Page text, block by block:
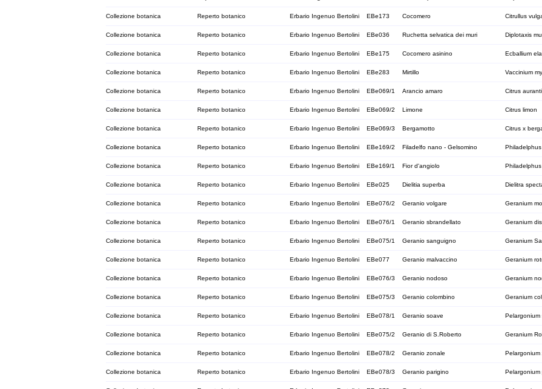
Collezione botanica Reperto botanico Erbario Ingenuo Bertolini EBe173 Cocomero Citrullus
Collezione botanica Reperto botanico Erbario Ingenuo Bertolini EBe036 Ruchetta selvatica dei muri Diplotaxis
Collezione botanica Reperto botanico Erbario Ingenuo Bertolini EBe175 Cocomero asinino Ecballium
Collezione botanica Reperto botanico Erbario Ingenuo Bertolini EBe283 Mirtillo Vaccinium
Collezione botanica Reperto botanico Erbario Ingenuo Bertolini EBe069/1 Arancio amaro Citrus
Collezione botanica Reperto botanico Erbario Ingenuo Bertolini EBe069/2 Limone Citrus limon
Collezione botanica Reperto botanico Erbario Ingenuo Bertolini EBe069/3 Bergamotto Citrus x
Collezione botanica Reperto botanico Erbario Ingenuo Bertolini EBe169/2 Filadelfo nano - Gelsomino
Collezione botanica Reperto botanico Erbario Ingenuo Bertolini EBe169/1 Fior d'angiolo
Collezione botanica Reperto botanico Erbario Ingenuo Bertolini EBe025 Dielitia superba Dielitra
Collezione botanica Reperto botanico Erbario Ingenuo Bertolini EBe076/2 Geranio volgare Geranium
Collezione botanica Reperto botanico Erbario Ingenuo Bertolini EBe076/1 Geranio sbrandellato Geranium
Collezione botanica Reperto botanico Erbario Ingenuo Bertolini EBe075/1 Geranio sanguigno Geranium
Collezione botanica Reperto botanico Erbario Ingenuo Bertolini EBe077 Geranio malvaccino Geranium
Collezione botanica Reperto botanico Erbario Ingenuo Bertolini EBe076/3 Geranio nodoso Geranium
Collezione botanica Reperto botanico Erbario Ingenuo Bertolini EBe075/3 Geranio colombino Geranium
Collezione botanica Reperto botanico Erbario Ingenuo Bertolini EBe078/1 Geranio soave
Collezione botanica Reperto botanico Erbario Ingenuo Bertolini EBe075/2 Geranio di S.Roberto Geranium
Collezione botanica Reperto botanico Erbario Ingenuo Bertolini EBe078/2 Geranio zonale Pelargonium
Collezione botanica Reperto botanico Erbario Ingenuo Bertolini EBe078/3 Geranio parigino Pelargonium